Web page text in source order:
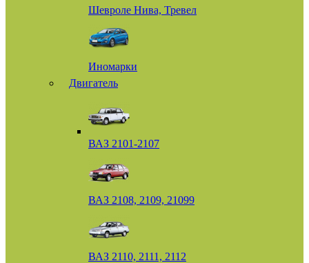
Шевроле Нива, Тревел
Иномарки
Двигатель
ВАЗ 2101-2107
ВАЗ 2108, 2109, 21099
ВАЗ 2110, 2111, 2112